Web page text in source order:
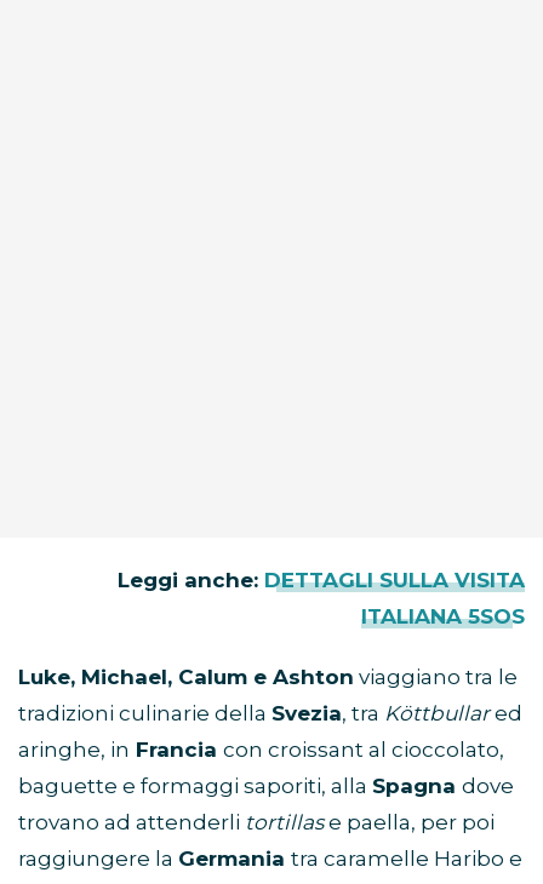
Leggi anche: DETTAGLI SULLA VISITA
ITALIANA 5SOS
Luke, Michael, Calum e Ashton viaggiano tra le
tradizioni culinarie della Svezia, tra Köttbullared
aringhe, in Francia con croissant al cioccolato,
baguette e formaggi saporiti, alla Spagna dove
trovano ad attenderli tortillase paella, per poi
raggiungere la Germania tra caramelle Haribo e